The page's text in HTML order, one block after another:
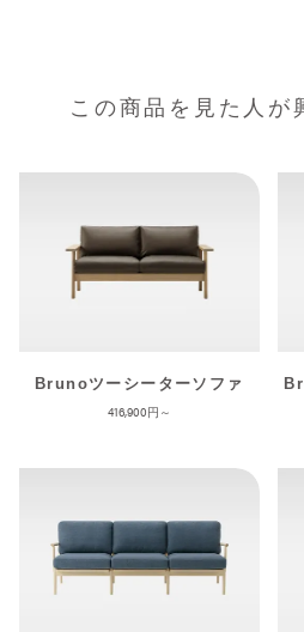
この商品を見た人が
Brunoツーシーターソファ
416,900